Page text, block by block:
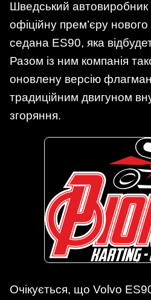
Шведський
офіційну прем’єру
седана ES90, яка
Разом із ним компанія
оновлену версію
традиційним двигуном
згоряння.
Очікується, що Volvo